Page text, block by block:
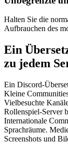
Halten Sie die
Aufbrauchen des
Ein
zu jedem
Ein Discord-
Kleine
Vielbesuchte
Rollenspiel-Server
Internationale
Sprachräume.
Screenshots und